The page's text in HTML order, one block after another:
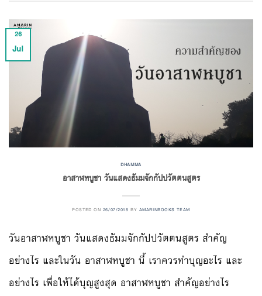
26
Jul
DHAMMA
อาสาฬหบูชา วันแสดงธัมมจักกัปปวัตตนสูตร
POSTED ON 26/07/2018 BY AMARINBOOKS TEAM
วันอาสาฬหบูชา วันแสดงธัมมจักกัปปวัตตนสูตร สำคัญ
อย่างไร และในวัน อาสาฬหบูชา นี้ เราควรทำบุญอะไร และ
อย่างไร เพื่อให้ได้บุญสูงสุด อาสาฬหบูชา สำคัญอย่างไร